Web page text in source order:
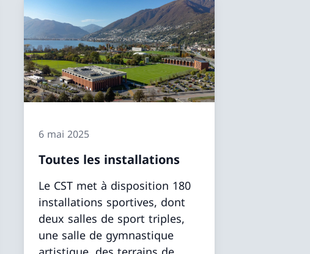
6 mai 2025
Toutes les installations
Le CST met à disposition 180
installations sportives, dont
deux salles de sport triples,
une salle de gymnastique